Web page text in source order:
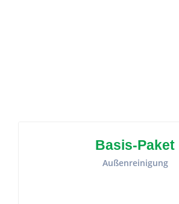
Basis-Paket
Außenreinigung